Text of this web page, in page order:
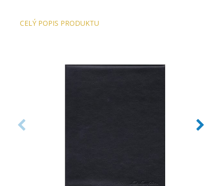
5x stana typu 2
CELÝ POPIS PRODUKTU